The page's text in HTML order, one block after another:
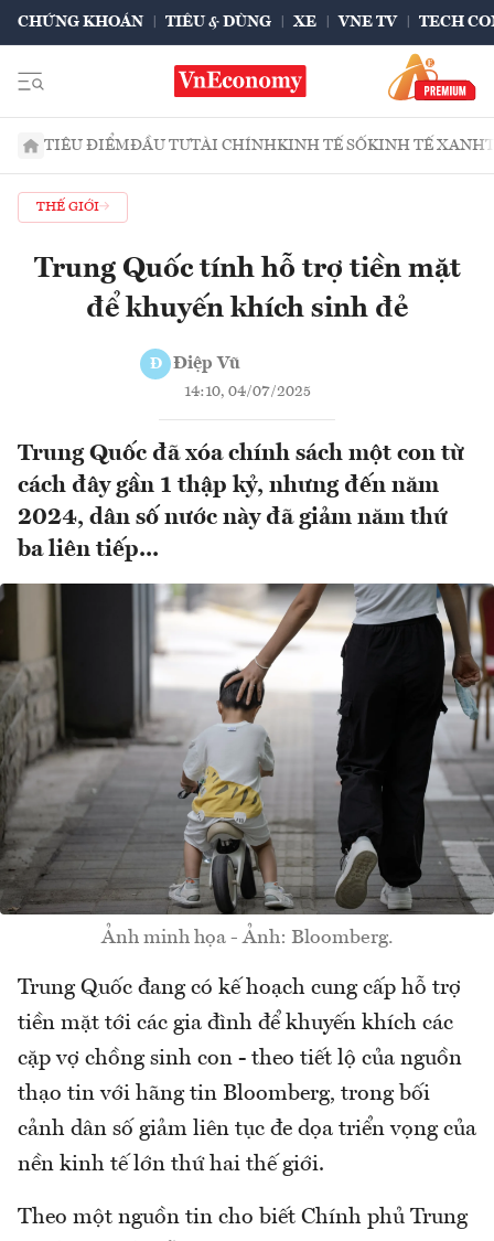
CHỨNG KHOÁN TIÊU & DÙNG XE VNE TV TECH
TIÊU ĐIỂMĐẦU TƯTÀI CHÍNHKINH TẾ SỐKINH TẾ XANH
THẾ GIỚI
Trung Quốc tính hỗ trợ tiền mặt
để khuyến khích sinh đẻ
Đ Điệp Vũ
14:10, 04/07/2025
Trung Quốc đã xóa chính sách một con từ
cách đây gần 1 thập kỷ, nhưng đến năm
2024, dân số nước này đã giảm năm thứ
ba liên tiếp...
Ảnh minh họa - Ảnh: Bloomberg.
Trung Quốc đang có kế hoạch cung cấp hỗ trợ
tiền mặt tới các gia đình để khuyến khích các
cặp vợ chồng sinh con - theo tiết lộ của nguồn
thạo tin với hãng tin Bloomberg, trong bối
cảnh dân số giảm liên tục đe dọa triển vọng của
nền kinh tế lớn thứ hai thế giới.
Theo một nguồn tin cho biết Chính phủ Trung